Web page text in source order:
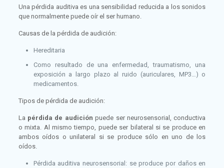
Una pérdida auditiva es una sensibilidad reducida a los sonidos
que normalmente puede oír el ser humano.
Causas de la pérdida de audición:
Hereditaria
Como resultado de una enfermedad, traumatismo, una
exposición a largo plazo al ruido (auriculares, MP3…) o
medicamentos.
Tipos de pérdida de audición:
La pérdida de audición puede ser neurosensorial, conductiva
o mixta. Al mismo tiempo, puede ser bilateral si se produce en
ambos oídos o unilateral si se produce sólo en uno de los
oídos.
Pérdida auditiva neurosensorial: se produce por daños en